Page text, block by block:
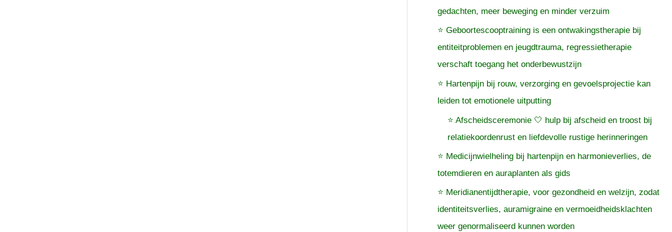
gedachten, meer beweging en minder verzuim
⭐ Geboortescooptraining is een ontwakingstherapie bij
entiteitproblemen en jeugdtrauma, regressietherapie
verschaft toegang het onderbewustzijn
⭐ Hartenpijn bij rouw, verzorging en gevoelsprojectie kan
leiden tot emotionele uitputting
⭐ Afscheidsceremonie 🤍 hulp bij afscheid en troost bij
relatiekoordenrust en liefdevolle rustige herinneringen
⭐ Medicijnwielheling bij hartenpijn en harmonieverlies, de
totemdieren en auraplanten als gids
⭐ Meridianentijdtherapie, voor gezondheid en welzijn, zodat
identiteitsverlies, auramigraine en vermoeidheidsklachten
weer genormaliseerd kunnen worden